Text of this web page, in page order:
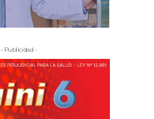
- Publicidad -